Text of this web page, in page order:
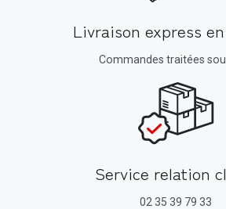
Livraison express
Commandes traitées
Service relation
02 35 39 79 33